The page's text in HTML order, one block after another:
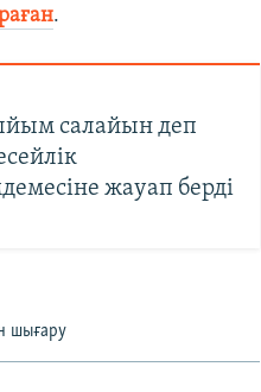
.
салайын деп
жауап берді
шығару